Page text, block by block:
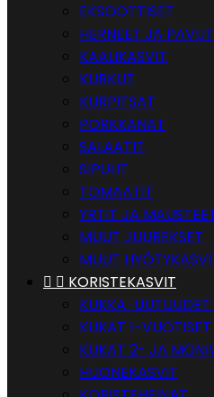
EKSOOTTISET
HERNEET JA PAVUT
KAALIKASVIT
KURKUT
KURPITSAT
PORKKANAT
SALAATIT
SIPULIT
TOMAATIT
YRTIT JA
MUUT JUUREKSET
MUUT
  KORISTEKASVIT
KUKKA-
KUKAT 1-VUOTISET
KUKAT 2- JA
HUONEKASVIT